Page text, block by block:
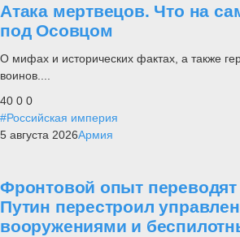
Атака мертвецов. Что на
под Осовцом
О мифах и исторических фактах, а также
воинов....
40 0 0
#Российская империя
5 августа 2026Армия
Фронтовой опыт переводят
Путин перестроил
вооружениями и